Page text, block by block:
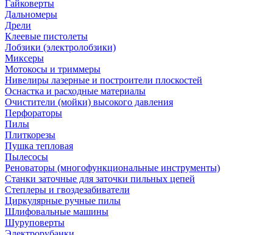
Гайковерты
Дальномеры
Дрели
Клеевые пистолеты
Лобзики (электролобзики)
Миксеры
Мотокосы и триммеры
Нивелиры лазерные и построители плоскостей
Оснастка и расходные материалы
Очистители (мойки) высокого давления
Перфораторы
Пилы
Плиткорезы
Пушка тепловая
Пылесосы
Реноваторы (многофункциональные инструменты)
Станки заточные для заточки пильных цепей
Степлеры и гвоздезабиватели
Циркулярные ручные пилы
Шлифовальные машины
Шуруповерты